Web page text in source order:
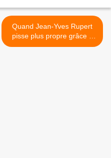
Quand Jean-Yves Rupert
pisse plus propre grâce à
Ecoflo... >